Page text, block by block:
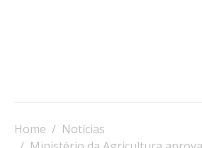
Home
Notícias